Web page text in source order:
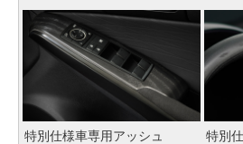
特別仕様車専用アッシュ
特別